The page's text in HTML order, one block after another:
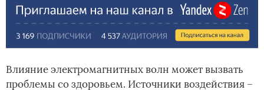
Влияние электромагнитных волн может вызвать
проблемы со здоровьем. Источники воздействия –